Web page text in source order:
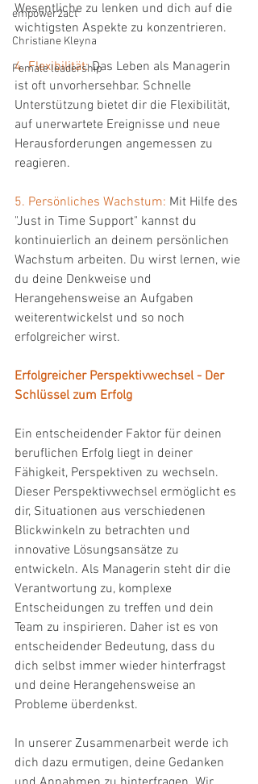
empower2act
Christiane Kleyna
Female leadership
Wesentliche zu lenken und dich auf die
wichtigsten Aspekte zu konzentrieren.
4. Flexibilität: Das Leben als Managerin
ist oft unvorhersehbar. Schnelle
Unterstützung bietet dir die Flexibilität,
auf unerwartete Ereignisse und neue
Herausforderungen angemessen zu
reagieren.
5. Persönliches Wachstum: Mit Hilfe des
"Just in Time Support" kannst du
kontinuierlich an deinem persönlichen
Wachstum arbeiten. Du wirst lernen, wie
du deine Denkweise und
Herangehensweise an Aufgaben
weiterentwickelst und so noch
erfolgreicher wirst.
Erfolgreicher Perspektivwechsel - Der
Schlüssel zum Erfolg
Ein entscheidender Faktor für deinen
beruflichen Erfolg liegt in deiner
Fähigkeit, Perspektiven zu wechseln.
Dieser Perspektivwechsel ermöglicht es
dir, Situationen aus verschiedenen
Blickwinkeln zu betrachten und
innovative Lösungsansätze zu
entwickeln. Als Managerin steht dir die
Verantwortung zu, komplexe
Entscheidungen zu treffen und dein
Team zu inspirieren. Daher ist es von
entscheidender Bedeutung, dass du
dich selbst immer wieder hinterfragst
und deine Herangehensweise an
Probleme überdenkst.
In unserer Zusammenarbeit werde ich
dich dazu ermutigen, deine Gedanken